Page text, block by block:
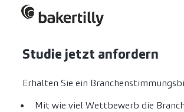
Studie jetzt anfordern
Erhalten Sie ein
Mit wie viel Wettbewerb die